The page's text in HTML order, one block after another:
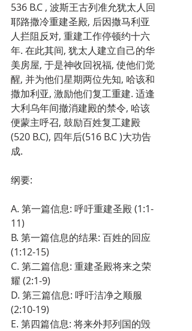
536 B.C , 波斯王古列准允犹太人回
耶路撒冷重建圣殿, 后因撒马利亚
人拦阻反对, 重建工作停顿约十六
年. 在此其间, 犹太人建立自己的华
美房屋, 于是神收回祝福, 使他们觉
醒, 并为他们星期两位先知, 哈该和
撒加利亚, 激励他们复工重建. 适逢
大利乌年间撤消建殿的禁令, 哈该
便蒙主呼召, 鼓励百姓复工建殿
(520 B.C), 四年后(516 B.C )大功告
成.
纲要:
A. 第一篇信息: 呼吁重建圣殿 (1:1-
11)
B. 第一篇信息的结果: 百姓的回应
(1:12-15)
C. 第二篇信息: 重建圣殿将来之荣
耀 (2:1-9)
D. 第三篇信息: 呼吁洁净之顺服
(2:10-19)
E. 第四篇信息: 将来外邦列国的毁